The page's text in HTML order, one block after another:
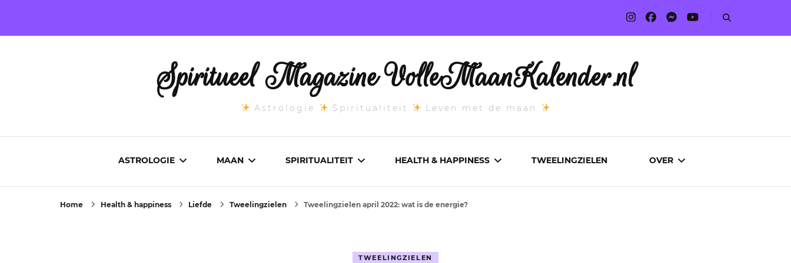
Spiritueel Magazine VolleMaanKalender.nl
Astrologie Spiritualiteit Leven met de maan
ASTROLOGIE MAAN SPIRITUALITEIT HEALTH & HAPPINESS TWEELINGZIELEN OVER
Home Health & happiness Liefde Tweelingzielen Tweelingzielen april 2022: wat is de energie?
TWEELINGZIELEN